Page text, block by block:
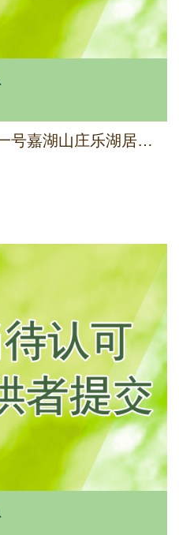
新界元朗天水围天湖路一号嘉湖山庄乐湖居商场一楼D159铺